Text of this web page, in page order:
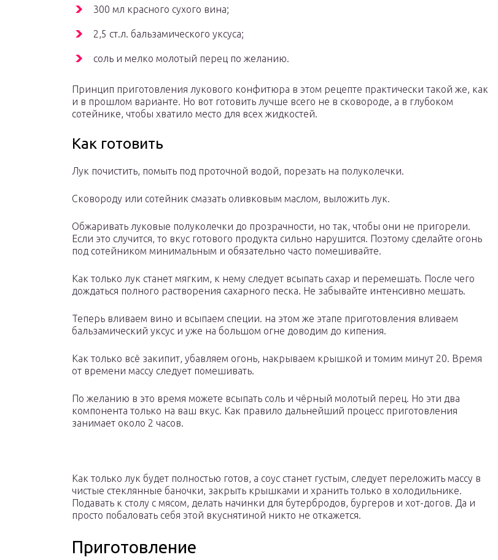
300 мл красного сухого вина;
2,5 ст.л. бальзамического уксуса;
соль и мелко молотый перец по желанию.
Принцип приготовления лукового конфитюра в этом рецепте практически такой же, как
и в прошлом варианте. Но вот готовить лучше всего не в сковороде, а в глубоком
сотейнике, чтобы хватило место для всех жидкостей.
Как готовить
Лук почистить, помыть под проточной водой, порезать на полуколечки.
Сковороду или сотейник смазать оливковым маслом, выложить лук.
Обжаривать луковые полуколечки до прозрачности, но так, чтобы они не пригорели.
Если это случится, то вкус готового продукта сильно нарушится. Поэтому сделайте огонь
под сотейником минимальным и обязательно часто помешивайте.
Как только лук станет мягким, к нему следует всыпать сахар и перемешать. После чего
дождаться полного растворения сахарного песка. Не забывайте интенсивно мешать.
Теперь вливаем вино и всыпаем специи. на этом же этапе приготовления вливаем
бальзамический уксус и уже на большом огне доводим до кипения.
Как только всё закипит, убавляем огонь, накрываем крышкой и томим минут 20. Время
от времени массу следует помешивать.
По желанию в это время можете всыпать соль и чёрный молотый перец. Но эти два
компонента только на ваш вкус. Как правило дальнейший процесс приготовления
занимает около 2 часов.
Как только лук будет полностью готов, а соус станет густым, следует переложить массу в
чистые стеклянные баночки, закрыть крышками и хранить только в холодильнике.
Подавать к столу с мясом, делать начинки для бутербродов, бургеров и хот-догов. Да и
просто побаловать себя этой вкуснятиной никто не откажется.
Приготовление